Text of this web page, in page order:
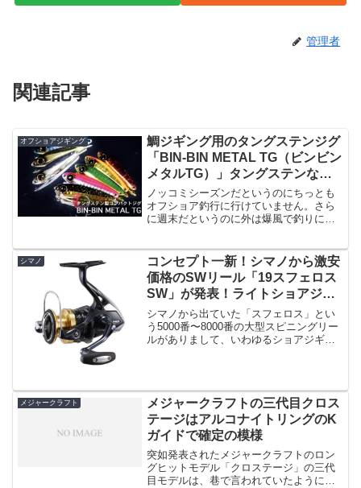
管理者
関連記事
オフショアジギング
鯛ジギング用のタングステンジグ
「BIN-BIN METAL TG（ビンビン
メタルTG）」タングステンなら
ではの小粒シルエットでマイクロ
ベイトに。
ノッコミシーズンだというのにちっとも
オフショア釣行に行けていません。さら
に週末だというのに外は爆風で釣りにな
ングステン製の小粒なシルエットのメタ
ルジグ「ビンビンメタルT...
シマノ
コンセプト一新！シマノから激安
価格のSWリール「19スフェロス
SW」が発表！ライトショアジギ
ングやサーフの入門用に最適なリ
ール。
シマノから出ていた「スフェロス」とい
う5000番〜8000番の大型スピニングリー
ルがありまして、いわゆるショアジギン
750g）とい...
メジャークラフト
メジャークラフトの三代目クロス
テージはアルコナイトリングのK
ガイドで確定の模様
突如発表されたメジャークラフトのロン
グヒットモデル「クロステージ」の三代
目モデルは、巷で言われていたように